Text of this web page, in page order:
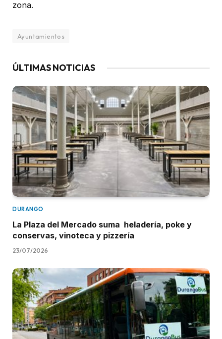
zona.
Ayuntamientos
ÚLTIMAS NOTICIAS
DURANGO
La Plaza del Mercado suma heladería, poke y
conservas, vinoteca y pizzería
23/07/2026